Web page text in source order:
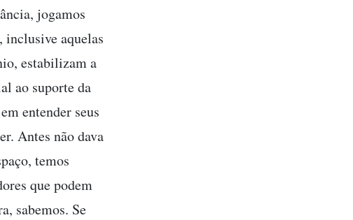
jogamos
inclusive aquelas
estabilizam a
ao suporte da
entender seus
Antes não dava
temos
que podem
sabemos. Se